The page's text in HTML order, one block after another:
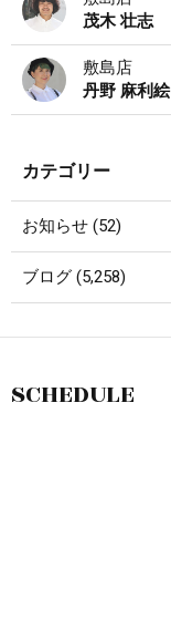
茂木 壮志
敷島店
丹野 麻利絵
カテゴリー
お知らせ (52)
ブログ (5,258)
SCHEDULE